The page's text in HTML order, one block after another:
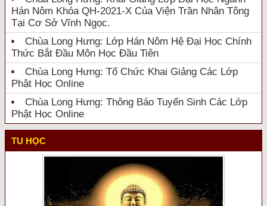
Hán Nôm Khóa QH-2021-X Của Viện Trần Nhân Tông
Tại Cơ Sở Vĩnh Ngọc.
Chùa Long Hưng: Lớp Hán Nôm Hệ Đại Học Chính
Thức Bắt Đầu Môn Học Đầu Tiên
Chùa Long Hưng: Tổ Chức Khai Giảng Các Lớp
Phật Học Online
Chùa Long Hưng: Thông Báo Tuyển Sinh Các Lớp
Phật Học Online
TU HỌC